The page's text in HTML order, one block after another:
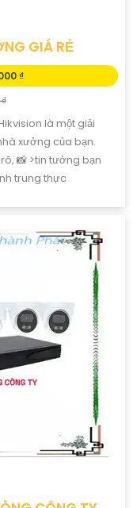
GIÁ RẺ
₫
là một giải
xưởng của bạn.
📸 >tin tưởng bạn
trung thực